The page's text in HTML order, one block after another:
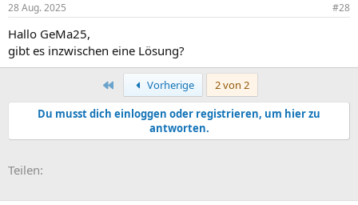
Olav
28 Aug. 2025 #28
Hallo GeMa25,
gibt es inzwischen eine Lösung?
Erste Vorherige
2 von 2
Du musst dich einloggen oder registrieren, um hier zu
antworten.
Teilen: